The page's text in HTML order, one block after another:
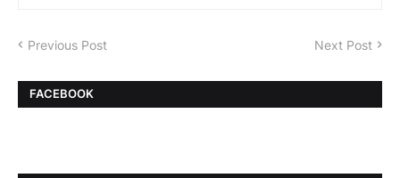
Previous Post Next Post
FACEBOOK